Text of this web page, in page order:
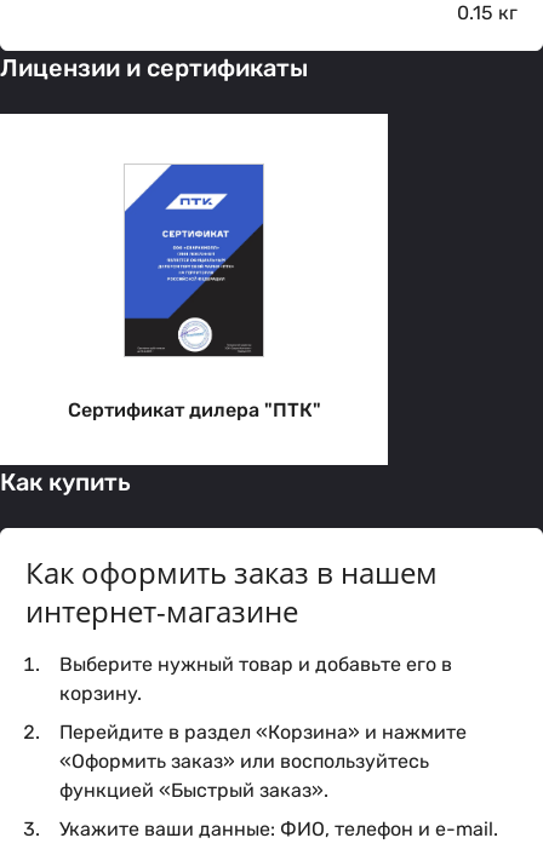
0.15 кг
Лицензии и сертификаты
Сертификат дилера "ПТК"
Как купить
Как оформить заказ в нашем
интернет-магазине
Выберите нужный товар и добавьте его в
корзину.
Перейдите в раздел «Корзина» и нажмите
«Оформить заказ» или воспользуйтесь
функцией «Быстрый заказ».
Укажите ваши данные: ФИО, телефон и e-mail.